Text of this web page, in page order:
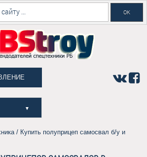
▼
/ Купить полуприцеп самосвал б/у и